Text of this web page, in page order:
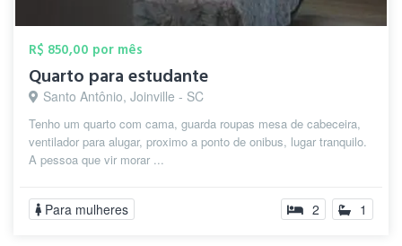
R$ 850,00 por mês
Quarto para estudante
Santo Antônio, Joinville - SC
Tenho um quarto com cama, guarda roupas mesa de cabeceira,
ventilador para alugar, proximo a ponto de onibus, lugar tranquilo.
A pessoa que vir morar ...
Para mulheres 2 1